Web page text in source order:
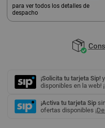
para ver todos los detalles de
despacho
¡Solicita tu tarjeta Sip!
disponibles en la web!
¡Activa tu tarjeta Sip
ofertas disponibles